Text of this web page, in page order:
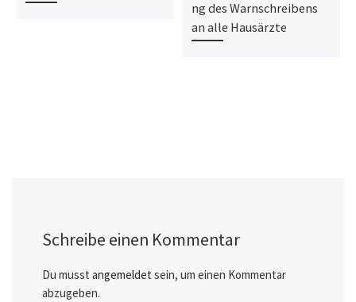
ng des Warnschreibens
an alle Hausärzte
Schreibe einen Kommentar
Du musst angemeldet sein, um einen Kommentar
abzugeben.